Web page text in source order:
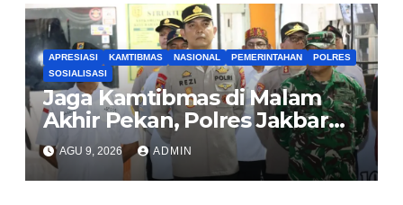
APRESIASI KAMTIBMAS NASIONAL PEMERINTAHAN
POLRES
SOSIALISASI
Jaga Kamtibmas di Malam
Akhir Pekan, Polres Jakbar
Gelar KRYD Bersama Tiga
Pilar
AGU 9, 2026 ADMIN